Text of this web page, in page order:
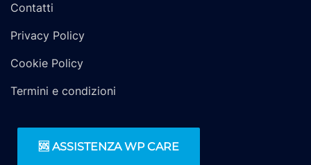
Contatti
Privacy Policy
Cookie Policy
Termini e condizioni
🆘 ASSISTENZA WP CARE